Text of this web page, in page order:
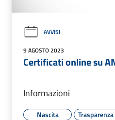
AVVISI
9 AGOSTO 2023
Certificati online su
Informazioni
Nascita